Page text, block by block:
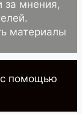
за мнения,
материалы
помощью